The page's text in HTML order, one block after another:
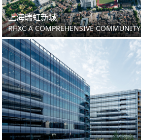
上海瑞虹新城
RHXC A COMPREHENSIVE COMMUNITY